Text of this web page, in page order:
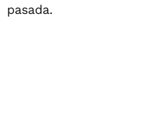
pasada.